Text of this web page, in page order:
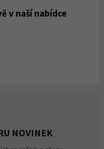
v naší nabídce
NOVINEK